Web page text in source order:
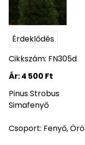
Érdeklődés
Cikkszám: FN305d
Ár:4 500 Ft
Pinus Strobus
Simafenyő
Csoport: Fenyő,